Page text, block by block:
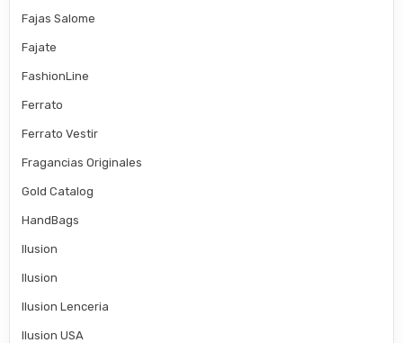
Fajas Salome
Fajate
FashionLine
Ferrato
Ferrato Vestir
Fragancias Originales
Gold Catalog
HandBags
Ilusion
Ilusion
Ilusion Lenceria
Ilusion USA